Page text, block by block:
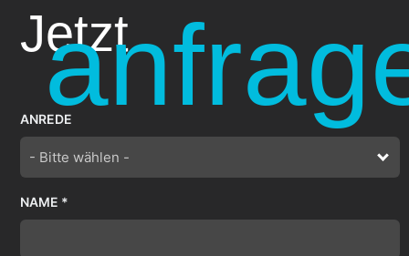
Jetzt
ANREDE
- Bitte wählen -
NAME *